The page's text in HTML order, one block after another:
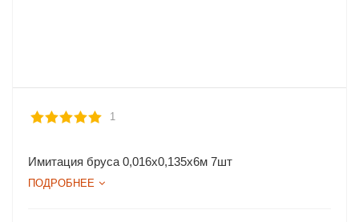
1
Имитация бруса 0,016х0,135х6м 7шт
ПОДРОБНЕЕ